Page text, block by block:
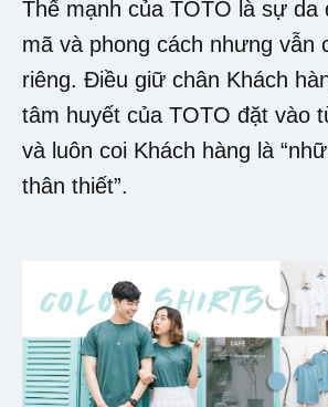
Thế mạnh của TOTO là sự da
mã và phong cách nhưng vẫn
riêng. Điều giữ chân Khách
tâm huyết của TOTO đặt vào
và luôn coi Khách hàng là
thân thiết”.